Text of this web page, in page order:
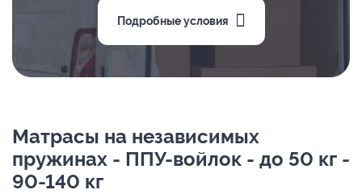
Подробные условия
Матрасы на независимых
пружинах - ППУ-войлок - до 50 кг -
90-140 кг